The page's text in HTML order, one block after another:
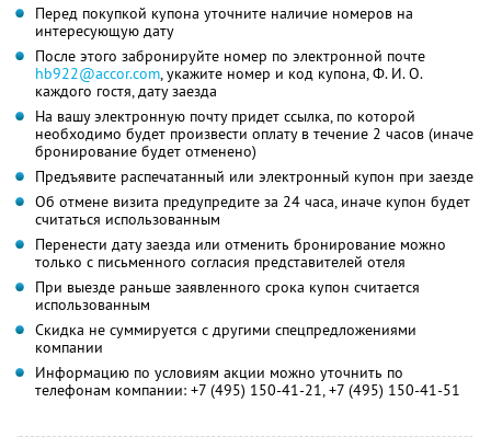
Перед покупкой купона уточните наличие номеров на
интересующую дату
После этого забронируйте номер по электронной почте
hb922@accor.com, укажите номер и код купона,Ф. И. О.
каждого гостя, дату заезда
На вашу электронную почту придет ссылка, по которой
необходимо будет произвести оплату в течение 2 часов (иначе
бронирование будет отменено)
Предъявите распечатанный или электронный купон при заезде
Об отмене визита предупредите за 24 часа, иначе купон будет
считаться использованным
Перенести дату заезда или отменить бронирование можно
только с письменного согласия представителей отеля
При выезде раньше заявленного срока купон считается
использованным
Скидка не суммируется с другими спецпредложениями
компании
Информацию по условиям акции можно уточнить по
телефонам компании: +7 (495) 150-41-21, +7 (495) 150-41-51